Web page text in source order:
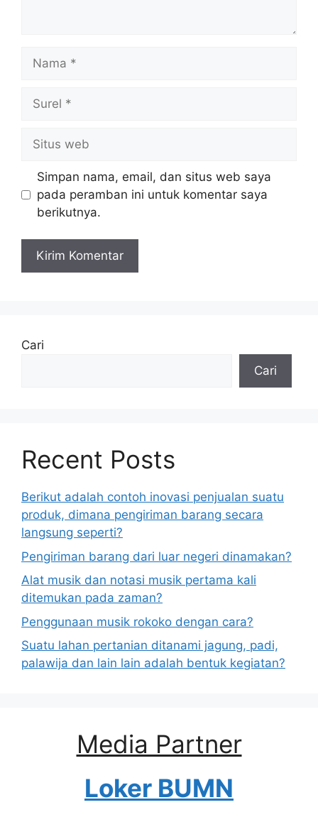
web
Simpan nama, email, dan situs web saya
pada peramban ini untuk komentar saya
berikutnya.
Cari
Cari
Recent Posts
Berikut adalah contoh inovasi penjualan suatu
produk, dimana pengiriman barang secara
langsung seperti?
Pengiriman barang dari luar negeri dinamakan?
Alat musik dan notasi musik pertama kali
ditemukan pada zaman?
Penggunaan musik rokoko dengan cara?
Suatu lahan pertanian ditanami jagung, padi,
palawija dan lain lain adalah bentuk kegiatan?
Media Partner
Loker BUMN